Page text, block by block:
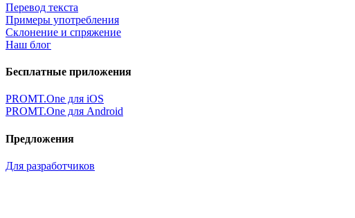
Перевод текста
Примеры употребления
Склонение и спряжение
Наш блог
Бесплатные приложения
PROMT.One для iOS
PROMT.One для Android
Предложения
Для разработчиков